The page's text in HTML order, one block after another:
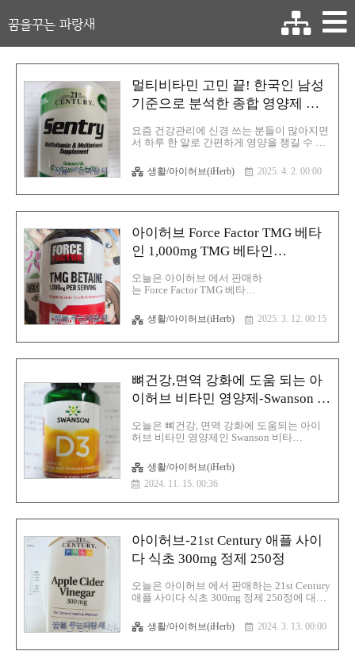
꿈을꾸는 파랑새
멀티비타민 고민 끝! 한국인 남성
기준으로 분석한 종합 영양제 리
요즘 건강관리에 신경 쓰는 분들이 많아지면
서 하루 한 알로 간편하게 영양을 챙길 수 있
습니다. 특히 바쁜 현대인이나 편식이 잦
은 직장인, 활동량이 많은 남성에게 멀티비
티비타민*제품을 중심으로, 한국인 남성 기
준으로 이 제품이 과연 적절한 선택인지 어
떤 영양소를 충분히 공급하고 어떤 부분
은 보완이 필요한지 꼼꼼히 분석해보겠습니
다.1. 제품 개요 및 섭취법해당 제품은 하루 1
정 복용으로 비타민 A부터 미네랄까지 총 23
가지 영양소를 제공하는 종합비타민제입니
다.제형타블렛 (정제형) 섭취량: 하루 1
국 브랜드 특징: 글루텐..
생활/아이허브(iHerb) 2025. 4. 2. 00:00
아이허브 Force Factor TMG 베타
인 1,000mg TMG 베타인
이드:효과, 효능, 부작용 총정리!
오늘은 아이허브 에서 판매하
는 Force Factor TMG 베타
(Trimethylglycine) 보충제에 대해 글을 적어
보겠습니다. 개인적으로 약국에서 숙취해
냥 아르기닌하고 베타인 하고 베타인 염산염
을 그냥 따로 구매하는 것이 편할 것 같아
서 그냥 직구를 했습니다. 1. TMG 베타인이
란?건강 보조제 시장에서 주목받는 TMG 베
타인(Trimethylglycine, TMG) 은 간 건강, 심
혈관 건강,메틸화 과정 지원 등의 도와주
는 것으로 유명합니다. 본 포스팅 에서
는 TMG 베타인의 효과와 효능, 그리고 부작
과 주의해야 할 점까지 함께 정리해 보겠습
니다..
생활/아이허브(iHerb) 2025. 3. 12. 00:15
뼈건강,면역 강화에 도움 되는 아
이허브 비타민 영양제-Swanson 비
오늘은 뼈건강, 면역 강화에 도움되는 아이
허브 비타민 영양제인 Swanson 비타
민D(Vitamin D)는 체내 칼슘 대사의 조절 등
에 관여하는 지용성 비타민의 한 종류이
며 인체에서는 D2(에르고칼시페롤)와 D3(콜
을 유지하는 데 필수적이며 세포의 증
식 및 분화, 면역 기능 등에도 관여 것으로 알
려진 비타민입니다.이게 부족해지면 구루
병, 골연화증, 골다공증의 위험 특히 겨울
에 부족해지기 쉽습니다.비타민 D3(콜레칼
시페롤)는 피부에서 자외선을 통해 합성되
며 비타민 D2, 비타민 D3 둘 다 여러 식품
을 통해 섭취할 수도 있습니다. 기본적으
생활/아이허브(iHerb)
2024. 11. 15. 00:36
아이허브-21st Century 애플 사이
다 식초 300mg 정제 250정
오늘은 아이허브 에서 판매하는 21st Century
애플 사이다 식초 300mg 정제 250정에 대해
할리우드 연예인들이 많이 섭취한다고 알려
져 재조명 받기 시작을 했다고 하면 사과초
생활/아이허브(iHerb) 2024. 3. 13. 00:00